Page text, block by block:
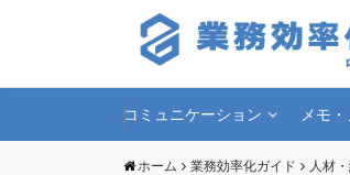
コミュニケーション メモ
ホーム 業務効率化ガイド 人材